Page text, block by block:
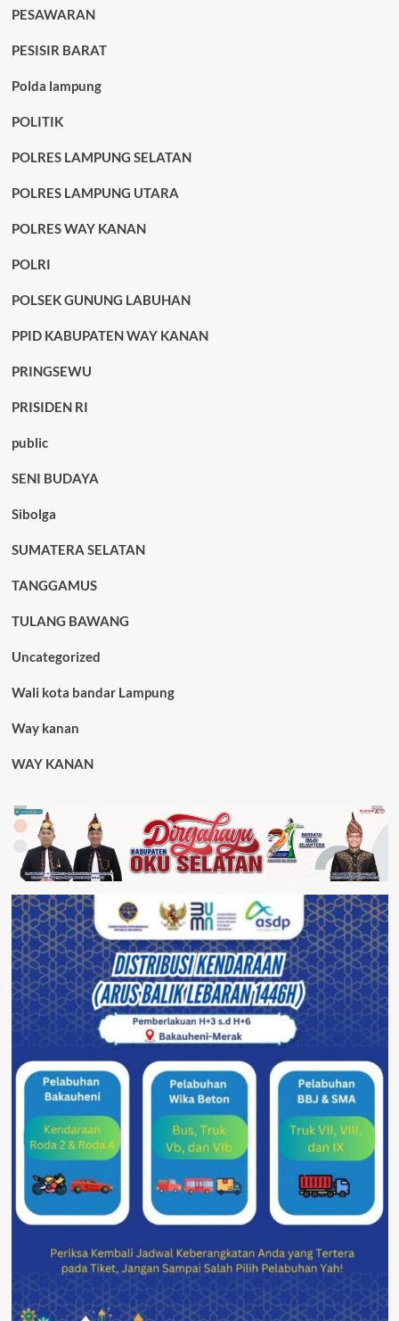
PESAWARAN
PESISIR BARAT
Polda lampung
POLITIK
POLRES LAMPUNG SELATAN
POLRES LAMPUNG UTARA
POLRES WAY KANAN
POLRI
POLSEK GUNUNG LABUHAN
PPID KABUPATEN WAY KANAN
PRINGSEWU
PRISIDEN RI
public
SENI BUDAYA
Sibolga
SUMATERA SELATAN
TANGGAMUS
TULANG BAWANG
Uncategorized
Wali kota bandar Lampung
Way kanan
WAY KANAN